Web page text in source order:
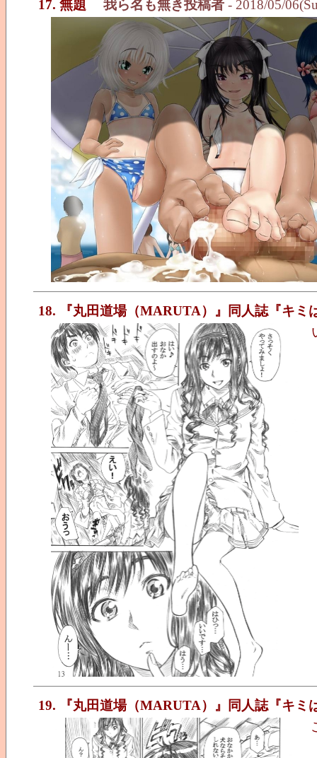
17. 無題 我ら名も無き投稿者 - 2018/05/
18. 『丸田道場（MARUTA）』同人誌『キミ
19. 『丸田道場（MARUTA）』同人誌『キミ